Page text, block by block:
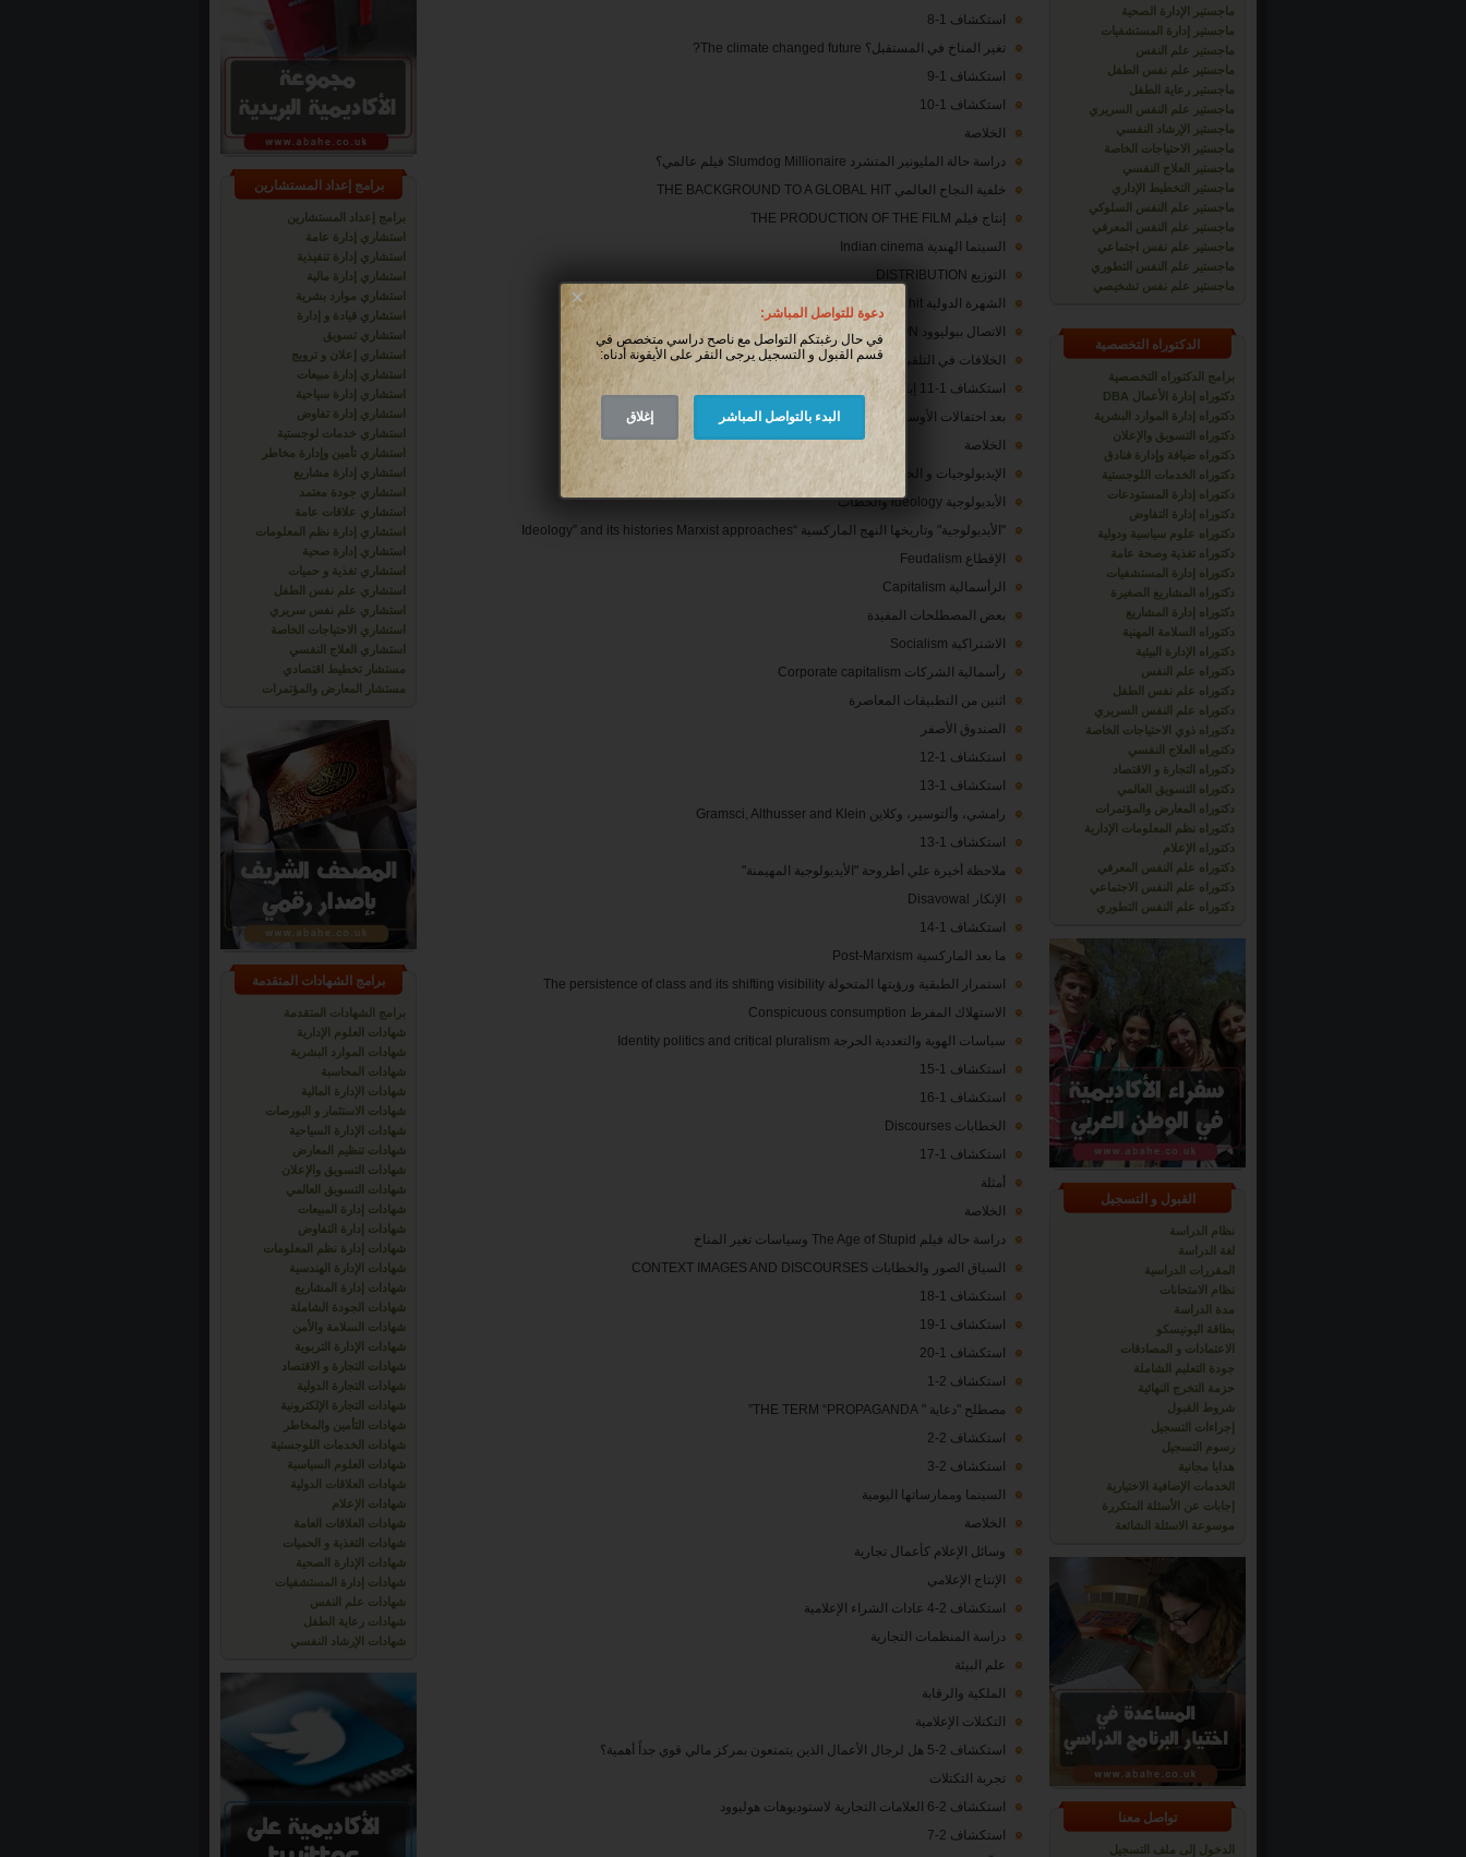
برامج إعداد المستشارين
برامج إعداد المستشارين
استشاري إدارة عامة
استشاري إدارة تنفيذية
استشاري إدارة مالية
استشاري موارد بشرية
استشاري قيادة و إدارة
استشاري تسويق
استشاري إعلان و ترويج
استشاري إدارة مبيعات
استشاري إدارة سياحية
استشاري إدارة تفاوض
استشاري خدمات لوجستية
استشاري تأمين وإدارة مخاطر
استشاري إدارة مشاريع
استشاري جودة معتمد
استشاري علاقات عامة
استشاري إدارة نظم المعلومات
استشاري إدارة صحية
استشاري تغذية و حميات
استشاري علم نفس الطفل
استشاري علم نفس سريري
استشاري الاحتياجات الخاصة
استشاري العلاج النفسي
مستشار تخطيط اقتصادي
مستشار المعارض والمؤتمرات
برامج الشهادات المتقدمة
برامج الشهادات المتقدمة
شهادات العلوم الإدارية
شهادات الموارد البشرية
شهادات المحاسبة
شهادات الإدارة المالية
شهادات الاستثمار و البورصات
شهادات الإدارة السياحية
شهادات تنظيم المعارض
شهادات التسويق والإعلان
شهادات التسويق العالمي
شهادات إدارة المبيعات
شهادات إدارة التفاوض
شهادات إدارة نظم المعلومات
شهادات الإدارة الهندسية
شهادات إدارة المشاريع
شهادات الجودة الشاملة
شهادات السلامة والأمن
شهادات الإدارة التربوية
شهادات التجارة و الاقتصاد
شهادات التجارة الدولية
شهادات التجارة الإلكترونية
شهادات التأمين والمخاطر
شهادات الخدمات اللوجستية
شهادات العلوم السياسية
شهادات العلاقات الدولية
شهادات الإعلام
شهادات العلاقات العامة
شهادات التغذية و الحميات
شهادات الإدارة الصحية
شهادات إدارة المستشفيات
شهادات علم النفس
شهادات رعاية الطفل
شهادات الإرشاد النفسي
استكشاف 1-8
تغير المناخ في المستقبل؟ The climate changed future?
استكشاف 1-9
استكشاف 1-10
الخلاصة
دراسة حالة المليونير المتشرد Slumdog Millionaire فيلم عالمي؟
خلفية النجاح العالمي THE BACKGROUND TO A GLOBAL HIT
إنتاج فيلم THE PRODUCTION OF THE FILM
السينما الهندية Indian cinema
التوزيع DISTRIBUTION
الشهرة الدولية An international hit
الاتصال ببوليوود THE BOLLYWOOD CONNECTION
الخلافات في التلقي CONTROVERSIES IN RECEPTION
استكشاف 1-11 إباحية الفقر؟
بعد احتفالات الأوسكار AFTER THE OSCAR CEREMONIES
الخلاصة
الإيديولوجيات و الخطابات
الأيديولوجية ideology والخطاب
"الأيديولوجية" وتاريخها النهج الماركسية “Ideology” and its histories Marxist approaches
الإقطاع Feudalism
الرأسمالية Capitalism
بعض المصطلحات المفيدة
الاشتراكية Socialism
رأسمالية الشركات Corporate capitalism
اثنين من التطبيقات المعاصرة
الصندوق الأصفر
استكشاف 1-12
استكشاف 1-13
رامشي، وألتوسير، وكلاين Gramsci, Althusser and Klein
استكشاف 1-13
ملاحظة أخيرة علي أطروحة "الأيديولوجية المهيمنة"
الإنكار Disavowal
استكشاف 1-14
ما بعد الماركسية Post-Marxism
استمرار الطبقية ورؤيتها المتحولة The persistence of class and its shifting visibility
الاستهلاك المفرط Conspicuous consumption
سياسات الهوية والتعددية الحرجة Identity politics and critical pluralism
استكشاف 1-15
استكشاف 1-16
الخطابات Discourses
استكشاف 1-17
أمثلة
الخلاصة
دراسة حالة فيلم The Age of Stupid وسياسات تغير المناخ
السياق الصور والخطابات CONTEXT IMAGES AND DISCOURSES
استكشاف 1-18
استكشاف 1-19
استكشاف 1-20
استكشاف 2-1
مصطلح "دعاية " THE TERM “PROPAGANDA”
استكشاف 2-2
استكشاف 2-3
السينما وممارساتها اليومية
الخلاصة
وسائل الإعلام كأعمال تجارية
الإنتاج الإعلامي
استكشاف 2-4 عادات الشراء الإعلامية
دراسة المنظمات التجارية
علم البيئة
الملكية والرقابة
التكتلات الإعلامية
استكشاف 2-5 هل لرجال الأعمال الذين يتمتعون بمركز مالي قوي جداً أهمية؟
تجربة التكتلات
استكشاف 2-6 العلامات التجارية لاستوديوهات هوليوود
استكشاف 2-7
ماجستير الإدارة الصحية
ماجستير إدارة المستشفيات
ماجستير علم النفس
ماجستير علم نفس الطفل
ماجستير رعاية الطفل
ماجستير علم النفس السريري
ماجستير الإرشاد النفسي
ماجستير الاحتياجات الخاصة
ماجستير العلاج النفسي
ماجستير التخطيط الإداري
ماجستير علم النفس السلوكي
ماجستير علم النفس المعرفي
ماجستير علم نفس اجتماعي
ماجستير علم النفس التطوري
ماجستير علم نفس تشخيصي
الدكتوراه التخصصية
برامج الدكتوراه التخصصية
دكتوراه إدارة الأعمال DBA
دكتوراه إدارة الموارد البشرية
دكتوراه التسويق والإعلان
دكتوراه ضيافة وإدارة فنادق
دكتوراه الخدمات اللوجستية
دكتوراه إدارة المستودعات
دكتوراه إدارة التفاوض
دكتوراه علوم سياسية ودولية
دكتوراه تغذية وصحة عامة
دكتوراه إدارة المستشفيات
دكتوراه المشاريع الصغيرة
دكتوراه إدارة المشاريع
دكتوراه السلامة المهنية
دكتوراه الإدارة البيئية
دكتوراه علم النفس
دكتوراه علم نفس الطفل
دكتوراه علم النفس السريري
دكتوراه ذوي الاحتياجات الخاصة
دكتوراه العلاج النفسي
دكتوراه التجارة و الاقتصاد
دكتوراه التسويق العالمي
دكتوراه المعارض والمؤتمرات
دكتوراه نظم المعلومات الإدارية
دكتوراه الإعلام
دكتوراه علم النفس المعرفي
دكتوراه علم النفس الاجتماعي
دكتوراه علم النفس التطوري
القبول و التسجيل
نظام الدراسة
لغة الدراسة
المقررات الدراسية
نظام الامتحانات
مدة الدراسة
بطاقة اليونيسكو
الاعتمادات و المصادقات
جودة التعليم الشاملة
حزمة التخرج النهائية
شروط القبول
إجراءات التسجيل
رسوم التسجيل
هدايا مجانية
الخدمات الإضافية الاختيارية
إجابات عن الأسئلة المتكررة
موسوعة الاسئلة الشائعة
تواصل معنا
الدخول إلى ملف التسجيل
×
دعوة للتواصل المباشر:
في حال رغبتكم التواصل مع ناصح دراسي متخصص في
قسم القبول و التسجيل يرجى النقر على الأيقونة أدناه:
البدء بالتواصل المباشر إغلاق